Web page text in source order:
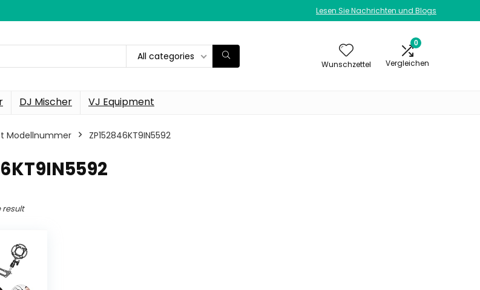
Lesen Sie Nachrichten und Blogs
All categories
Wunschzettel
0
Vergleichen
DJ Mischer VJ Equipment
Modellnummer ‎ZP152846KT9IN5592
result